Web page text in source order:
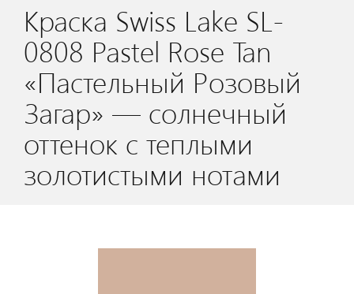
Краска Swiss Lake SL-
0808 Pastel Rose Tan
«Пастельный Розовый
Загар» — солнечный
оттенок с теплыми
золотистыми нотами